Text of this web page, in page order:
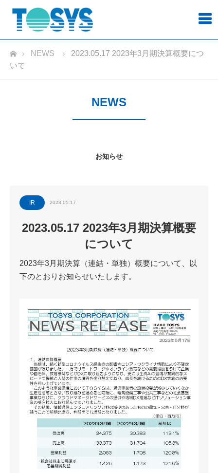
ホームNEWS
2023.05.17 2023年3月期決算概要につ
いて
NEWS
お知らせ
IR 2023.05.17
2023.05.17 2023年3月期決算概要
について
2023年3月期決算（連結・単独）概要について、以
下のとおりお知らせいたします。